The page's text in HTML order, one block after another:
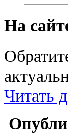
На
Читать